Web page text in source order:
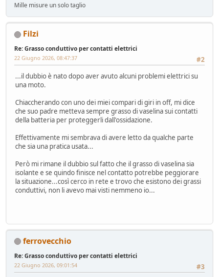
Mille misure un solo taglio
Filzi
Re: Grasso conduttivo per contatti elettrici
#2
22 Giugno 2026, 08:47:37
...il dubbio è nato dopo aver avuto alcuni problemi elettrici su
una moto.
Chiaccherando con uno dei miei compari di giri in off, mi dice
che suo padre metteva sempre grasso di vaselina sui contatti
della batteria per proteggerli dall'ossidazione.
Effettivamente mi sembrava di avere letto da qualche parte
che sia una pratica usata...
Però mi rimane il dubbio sul fatto che il grasso di vaselina sia
isolante e se quindo finisce nel contatto potrebbe peggiorare
la situazione...così cerco in rete e trovo che esistono dei grassi
conduttivi, non li avevo mai visti nemmeno io...
ferrovecchio
Re: Grasso conduttivo per contatti elettrici
#3
22 Giugno 2026, 09:01:54